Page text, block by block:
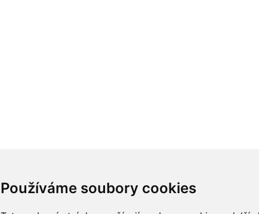
Používáme soubory cookies